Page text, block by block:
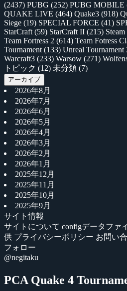
(2437) PUBG (252) PUBG MOBILE
QUAKE LIVE (464) Quake3 (918)
Siege (19) SPECIAL FORCE (41)
StarCraft (59) StarCraft II (215) Steam
Team Fortress 2 (614) Team Fotress
Tournament (133) Unreal Tournament
Warcraft3 (233) Warsow (271)
トピック (12) 未分類 (7)
アーカイブ
2026年8月
2026年7月
2026年6月
2026年5月
2026年4月
2026年3月
2026年2月
2026年1月
2025年12月
2025年11月
2025年10月
2025年9月
サイト情報
サイトについて configデータファ
供 プライバシーポリシー お問い
フォロー
@negitaku
PCA Quake 4